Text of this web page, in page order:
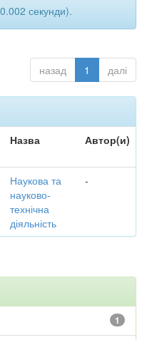
секунди).
назад 1 далі
Назва Автор(и)
Наукова та
науково-
технічна
діяльність
-
1